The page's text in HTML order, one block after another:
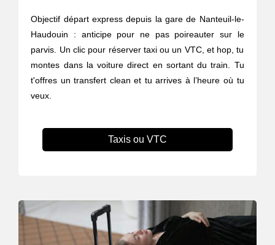
Objectif départ express depuis la gare de Nanteuil-le-
Haudouin : anticipe pour ne pas poireauter sur le
parvis. Un clic pour réserver taxi ou un VTC, et hop, tu
montes dans la voiture direct en sortant du train. Tu
t'offres un transfert clean et tu arrives à l’heure où tu
veux.
Taxis ou VTC